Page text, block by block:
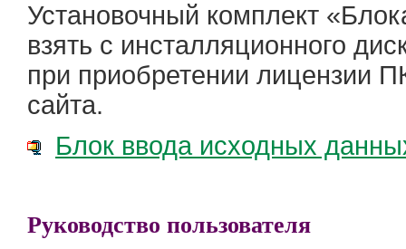
Установочный комплект
взять с инсталляционного
при приобретении лицензии
сайта.
Блок ввода исходных
Руководство пользователя